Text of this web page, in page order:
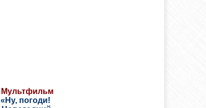
Мультфильм
«Ну, погоди!